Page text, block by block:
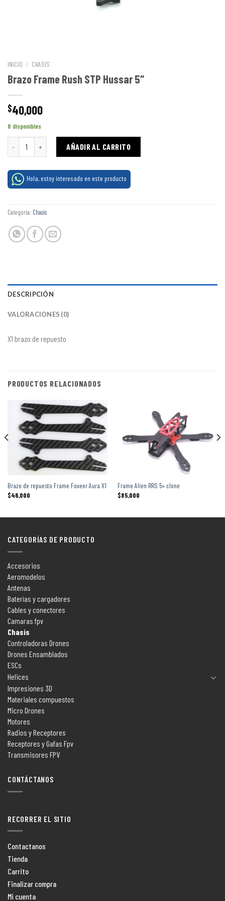
INICIO / CHASIS
Brazo Frame Rush STP Hussar 5″
$40,000
8 disponibles
Brazo Frame Rush STP Hussar 5" cantidad
AÑADIR AL CARRITO
Hola, estoy interesado en este producto
Categoría: Chasis
DESCRIPCIÓN
VALORACIONES (0)
X1 brazo de repuesto
PRODUCTOS RELACIONADOS
Brazo de repuesto Frame Foxeer Aura X1
$46,000
Frame Alien RRS 5» clone
$85,000
CATEGORÍAS DE PRODUCTO
Accesorios
Aeromodelos
Antenas
Baterías y cargadores
Cables y conectores
Camaras fpv
Chasis
Controladoras Drones
Drones Ensamblados
ESCs
Helices
Impresiones 3D
Materiales compuestos
Micro Drones
Motores
Radios y Receptores
Receptores y Gafas Fpv
Transmisores FPV
CONTÁCTANOS
RECORRER EL SITIO
Contactanos
Tienda
Carrito
Finalizar compra
Mi cuenta